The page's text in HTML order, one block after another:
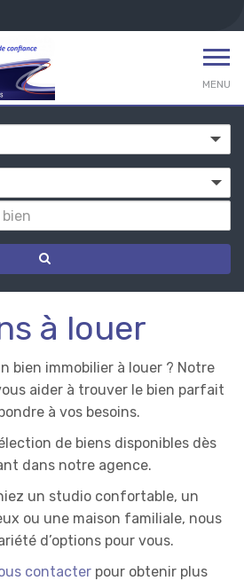
MENU
à louer
bien immobilier à louer ? Notre
aider à trouver le bien parfait
à vos besoins.
de biens disponibles dès
dans notre agence.
un studio confortable, un
ou une maison familiale, nous
d’options pour vous.
contacterpour obtenir plus